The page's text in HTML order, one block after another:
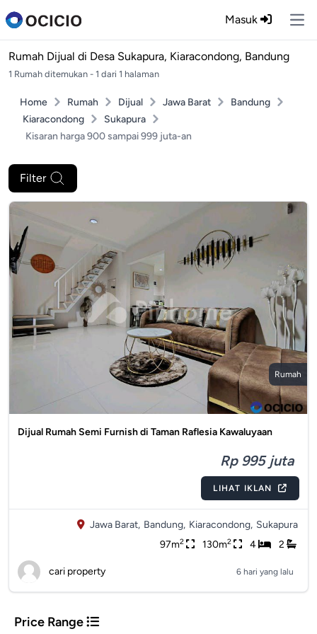
Masuk
Rumah Dijual di Desa Sukapura, Kiaracondong, Bandung
1 Rumah ditemukan - 1 dari 1 halaman
Home Rumah Dijual Jawa Barat
Bandung
Kiaracondong
Sukapura
Kisaran harga 900 sampai 999 juta-an
Filter
Rumah
Dijual Rumah Semi Furnish di Taman Raflesia Kawaluyaan
Rp 995 juta
LIHAT IKLAN
Jawa Barat, Bandung, Kiaracondong, Sukapura
97m2 130m2 4 2
cari property 6 hari yang lalu
Price Range